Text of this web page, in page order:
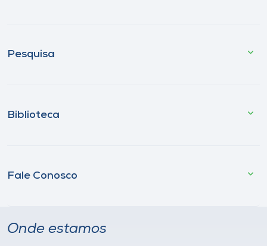
Pesquisa
Biblioteca
Fale Conosco
Onde estamos